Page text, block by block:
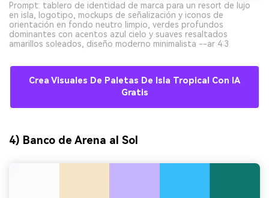
Prompt: tablero de identidad de marca para un resort de lujo
en isla, logotipo, mockups de señalización y iconos de
orientación en fondo neutro limpio, verdes profundos
dominantes con acentos azul cielo y suaves resaltados
amarillos soleados, diseño moderno minimalista --ar 4:3
Crea Visuales De Paletas De Isla Tropical Con IA
Gratis
4) Banco de Arena al Sol